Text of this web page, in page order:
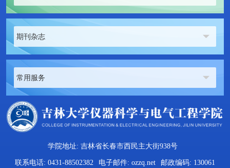
期刊杂志
常用服务
学院地址: 吉林省长春市西民主大街938号
联系电话: 0431-88502382
电子邮件: ozzq.net 邮政编码: 130061